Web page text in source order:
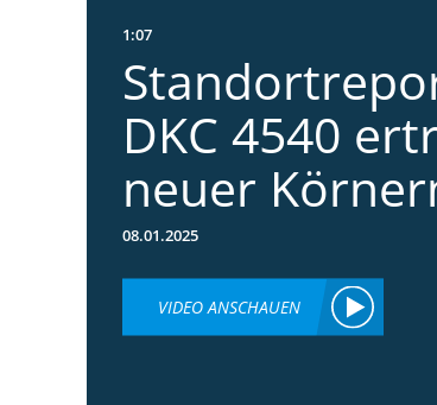
1:07
DKC 4540
neuer
08.01.2025
VIDEO ANSCHAUEN